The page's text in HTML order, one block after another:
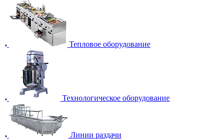
Тепловое оборудование
Технологическое оборудование
Линии раздачи